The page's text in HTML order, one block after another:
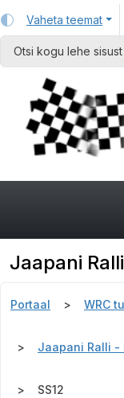
Vaheta teemat
Jaapani
Portaal WRC
Jaapani Ralli -
SS12